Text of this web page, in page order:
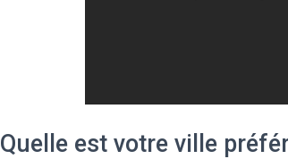
Quelle est votre ville